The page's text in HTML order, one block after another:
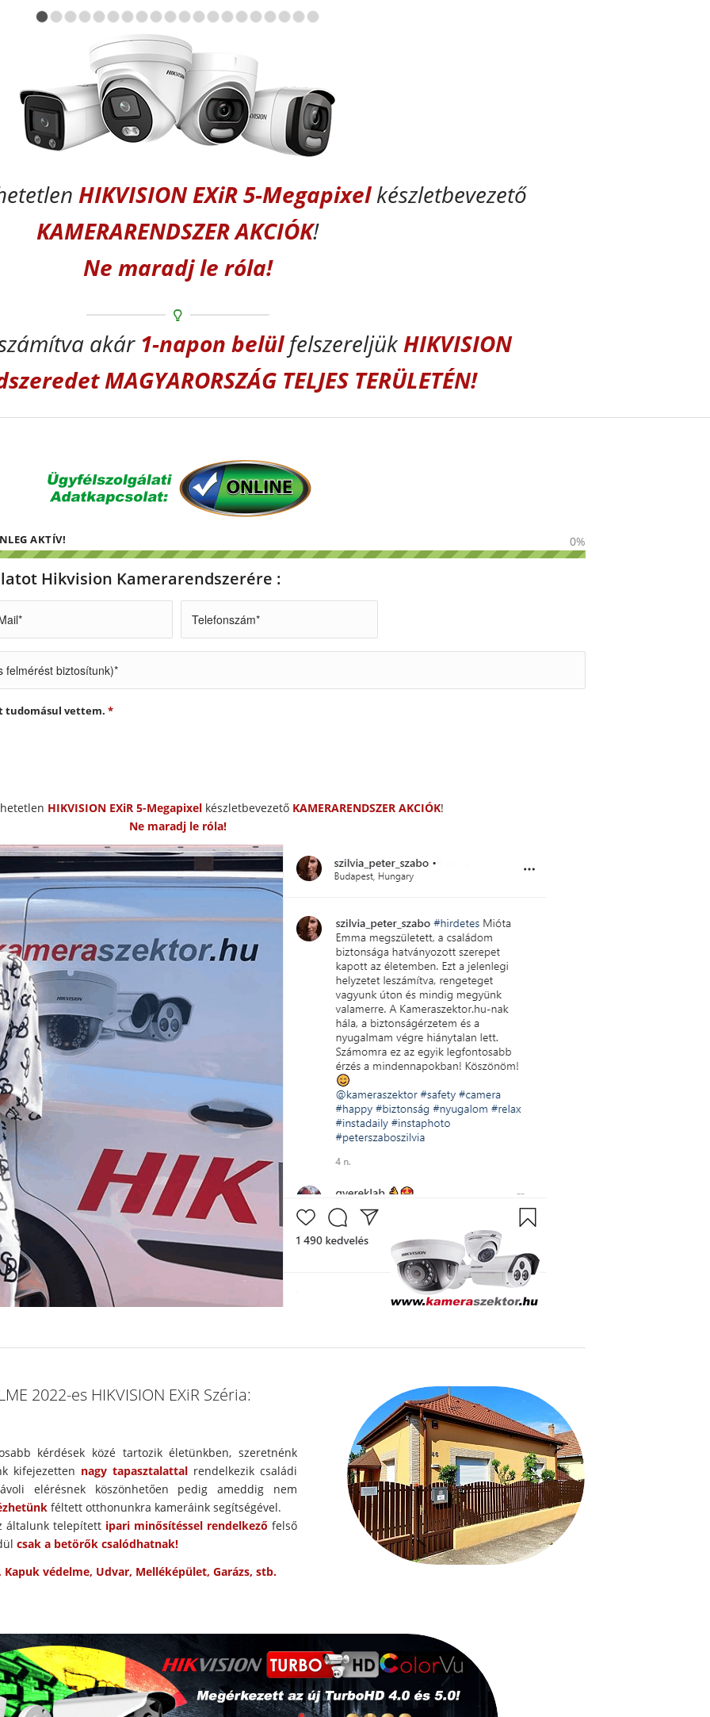
1 2 3 4 5 6 7 8 9 10 11 12 13 14
HIKVISION EXiR 5-Megapixelkészletbevezető
KAMERARENDSZER AKCIÓK!
Ne maradj le róla!
akár1-napon belülfelszereljükHIKVISION
MAGYARORSZÁG TELJES TERÜLETÉN!
AKTÍV! 0%
Hikvision Kamerarendszerére :
tudomásul vettem. *
HIKVISION EXiR 5-Megapixelkészletbevezető KAMERARENDSZER AKCIÓK!
Ne maradj le róla!
2022-es HIKVISION EXiR Széria:
kérdések közé tartozik életünkben, szeretnénk
kifejezetten nagy tapasztalattalrendelkezik családi
elérésnek köszönhetően pedig ameddig nem
féltett otthonunkra kameráink segítségével.
általunk telepített ipari minősítéssel rendelkező felső
csak a betörők csalódhatnak!
védelme, Udvar, Melléképület, Garázs, stb.